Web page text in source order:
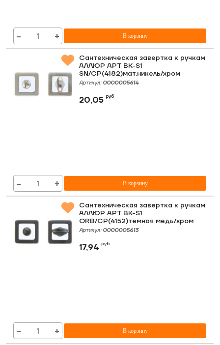
− + В корзину
Сантехническая завертка к ручкам
АЛЛЮР АРТ BK-S1
SN/CP(4182)мат.никель/хром
Артикул: 0000005614
20,05руб
− + В корзину
Сантехническая завертка к ручкам
АЛЛЮР АРТ BK-S1
ORB/CP(4152)темная медь/хром
Артикул: 0000005613
17,94руб
− + В корзину